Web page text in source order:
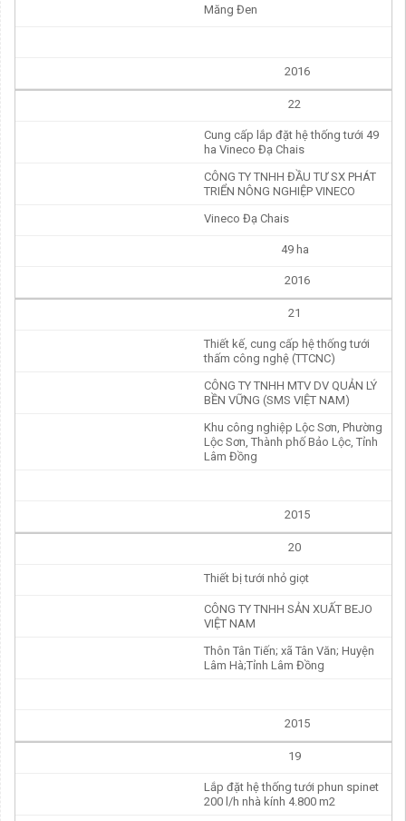
Măng Đen
2016
22
Cung cấp lắp đặt hệ thống tưới 49
ha Vineco Đạ Chais
CÔNG TY TNHH ĐẦU TƯ SX PHÁT
TRIỂN NÔNG NGHIỆP VINECO
Vineco Đạ Chais
49 ha
2016
21
Thiết kế, cung cấp hệ thống tưới
thấm công nghệ (TTCNC)
CÔNG TY TNHH MTV DV QUẢN LÝ
BỀN VỮNG (SMS VIỆT NAM)
Khu công nghiệp Lộc Sơn, Phường
Lộc Sơn, Thành phố Bảo Lộc, Tỉnh
Lâm Đồng
2015
20
Thiết bị tưới nhỏ giọt
CÔNG TY TNHH SẢN XUẤT BEJO
VIỆT NAM
Thôn Tân Tiến; xã Tân Văn; Huyện
Lâm Hà;Tỉnh Lâm Đồng
2015
19
Lắp đặt hệ thống tưới phun spinet
200 l/h nhà kính 4.800 m2